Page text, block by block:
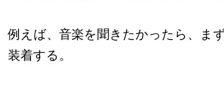
例えば、音楽を聞きたかったら、ま
装着する。